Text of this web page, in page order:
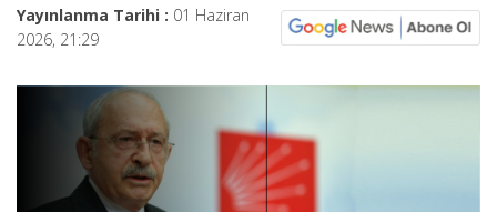
Yayınlanma Tarihi : 01 Haziran
2026, 21:29